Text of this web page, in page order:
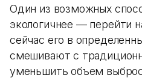
Один из возможных
экологичнее — перейти
сейчас его в
смешивают с
уменьшить объем